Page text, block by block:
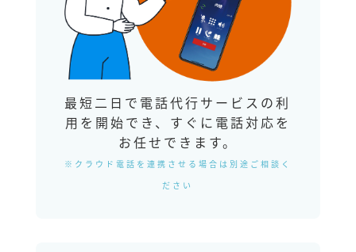
最短二日で電話代行サービスの利
用を開始でき、すぐに電話対応を
お任せできます。
※クラウド電話を連携させる場合は別途ご相談く
ださい